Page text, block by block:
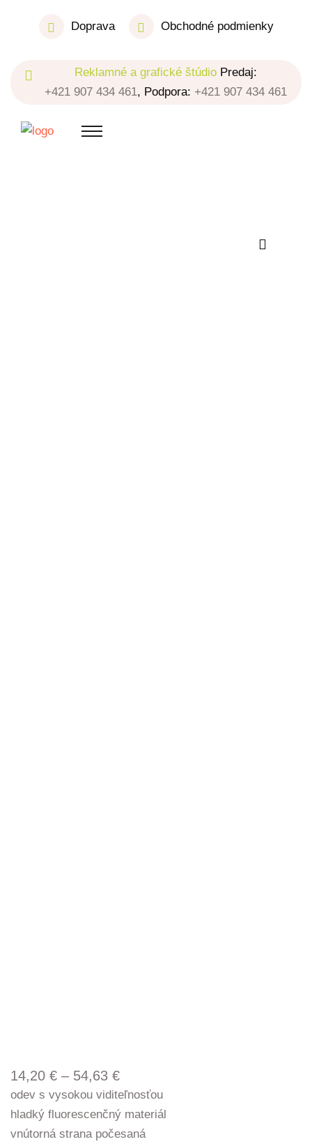
Doprava Obchodné podmienky
Reklamné a grafické štúdio Predaj:
+421 907 434 461, Podpora: +421 907 434 461
14,20 € – 54,63 €Price
range:
14,20 €
through
odev s vysokou viditeľnosťou
hladký fluorescenčný materiál
vnútorná strana počesaná